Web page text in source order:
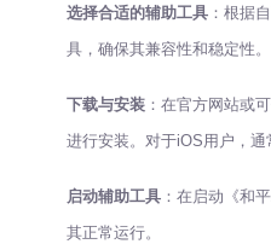
选择合适的辅助工具 ：根据
具，确保其兼容性和稳定性。
下载与安装 ：在官方网站或
进行安装。对于iOS用户，通
启动辅助工具 ：在启动《和
其正常运行。